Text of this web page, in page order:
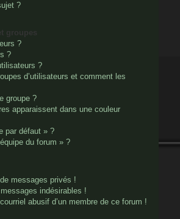
?
?
?
?
d’utilisateurs et comment les
groupe ?
apparaissent dans une couleur
par défaut » ?
du forum » ?
messages privés !
indésirables !
abusif d’un membre de ce forum !